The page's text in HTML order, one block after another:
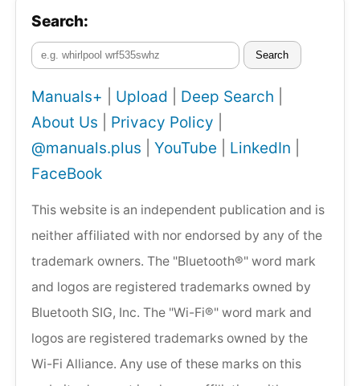
Search:
Search
Manuals+ Upload Deep Search
About Us
Privacy Policy
@manuals.plus
YouTube LinkedIn
FaceBook
This website is an independent publication and is
neither affiliated with nor endorsed by any of the
trademark owners. The "Bluetooth®" word mark
and logos are registered trademarks owned by
Bluetooth SIG, Inc. The "Wi-Fi®" word mark and
logos are registered trademarks owned by the
Wi-Fi Alliance. Any use of these marks on this